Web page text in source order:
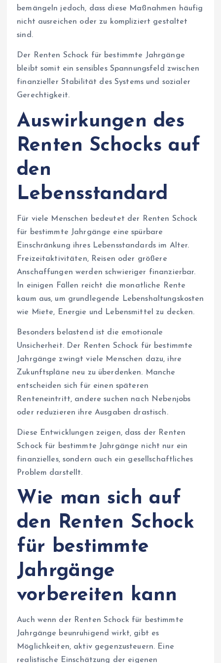
bemängeln jedoch, dass diese Maßnahmen häufig
nicht ausreichen oder zu kompliziert gestaltet
sind.
Der Renten Schock für bestimmte Jahrgänge
bleibt somit ein sensibles Spannungsfeld zwischen
finanzieller Stabilität des Systems und sozialer
Gerechtigkeit.
Auswirkungen des
Renten Schocks auf
den
Lebensstandard
Für viele Menschen bedeutet der Renten Schock
für bestimmte Jahrgänge eine spürbare
Einschränkung ihres Lebensstandards im Alter.
Freizeitaktivitäten, Reisen oder größere
Anschaffungen werden schwieriger finanzierbar.
In einigen Fällen reicht die monatliche Rente
kaum aus, um grundlegende Lebenshaltungskosten
wie Miete, Energie und Lebensmittel zu decken.
Besonders belastend ist die emotionale
Unsicherheit. Der Renten Schock für bestimmte
Jahrgänge zwingt viele Menschen dazu, ihre
Zukunftspläne neu zu überdenken. Manche
entscheiden sich für einen späteren
Renteneintritt, andere suchen nach Nebenjobs
oder reduzieren ihre Ausgaben drastisch.
Diese Entwicklungen zeigen, dass der Renten
Schock für bestimmte Jahrgänge nicht nur ein
finanzielles, sondern auch ein gesellschaftliches
Problem darstellt.
Wie man sich auf
den Renten Schock
für bestimmte
Jahrgänge
vorbereiten kann
Auch wenn der Renten Schock für bestimmte
Jahrgänge beunruhigend wirkt, gibt es
Möglichkeiten, aktiv gegenzusteuern. Eine
realistische Einschätzung der eigenen